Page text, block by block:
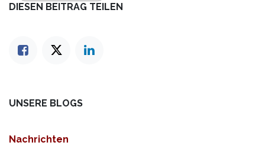
DIESEN BEITRAG TEILEN
UNSERE BLOGS
Nachrichten